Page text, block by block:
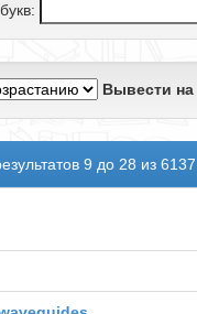
Вывести на
9 до 28 из 6137